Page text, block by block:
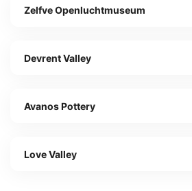
Zelfve Openluchtmuseum
Devrent Valley
Avanos Pottery
Love Valley